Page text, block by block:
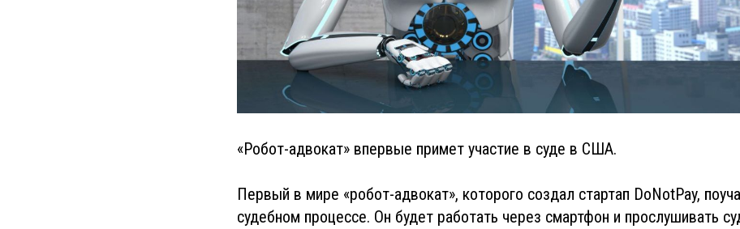
«Робот-адвокат» впервые примет участие в суде в США.
Первый в мире «робот-адвокат», которого создал стартап DoNotPay,
судебном процессе. Он будет работать через смартфон и прослушивать